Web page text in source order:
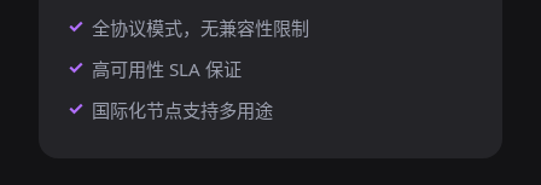
全协议模式，无兼容性限制
高可用性 SLA 保证
国际化节点支持多用途